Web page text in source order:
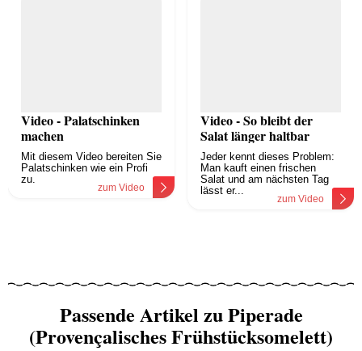
Video - Palatschinken
machen
Mit diesem Video bereiten Sie
Palatschinken wie ein Profi
zu.
zum Video
Video - So bleibt der
Salat länger haltbar
Jeder kennt dieses Problem:
Man kauft einen frischen
Salat und am nächsten Tag
lässt er...
zum Video
Passende Artikel zu Piperade
(Provençalisches Frühstücksomelett)